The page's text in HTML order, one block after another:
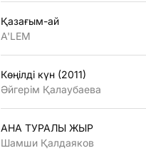
Қазағым-ай
A'LEM
Көңiлдi күн (2011)
Әйгерiм Қалаубаева
АНА ТУРАЛЫ ЖЫР
Шамши Қалдаяков